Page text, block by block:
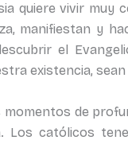
vivir muy
manifiestan y
el
existencia,
de profunda
Los católicos